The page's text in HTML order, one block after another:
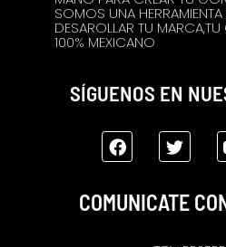
SOMOS UNA HERRAMIENTA
DESAROLLAR TU MARCA,TU
100% MEXICANO
SÍGUENOS EN
COMUNICATE